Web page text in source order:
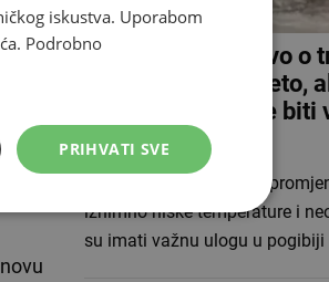
Rusko ministarstvo o
planinara: 'Jest ljeto,
temperaturi može biti
stupnjeva...'
Vremenski uvjeti, nagla
iznimno niske temperature i
su imati važnu ulogu u pogibiji
iskustva. Uporabom
Podrobno
PRIHVATI SVE